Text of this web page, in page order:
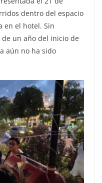
dentro del espacio
en el hotel. Sin
un año del inicio de
aún no ha sido